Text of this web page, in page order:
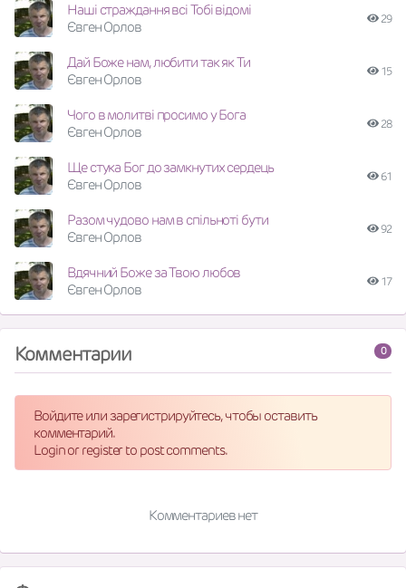
Наші страждання всі Тобі відомі
Євген Орлов
29
Дай Боже нам, любити так як Ти
Євген Орлов
15
Чого в молитві просимо у Бога
Євген Орлов
28
Ще стука Бог до замкнутих сердець
Євген Орлов
61
Разом чудово нам в спільноті бути
Євген Орлов
92
Вдячний Боже за Твою любов
Євген Орлов
17
0
Комментарии
Войдите или зарегистрируйтесь, чтобы оставить
комментарий.
Login or register to post comments.
Комментариев нет